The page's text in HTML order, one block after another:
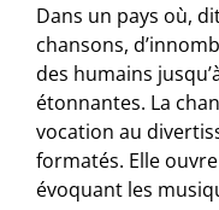
Dans un pays où,
chansons,
des humains
étonnantes. La
vocation au
formatés. Elle
évoquant les